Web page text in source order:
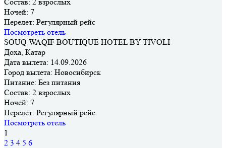
Ночей: 7
Перелет: Регулярный рейс
Посмотреть отель
SOUQ WAQIF BOUTIQUE HOTEL BY TIVOLI
Доха, Катар
Дата вылета: 14.09.2026
Город вылета: Новосибирск
Питание: Без питания
Состав: 2 взрослых
Ночей: 7
Перелет: Регулярный рейс
Посмотреть отель
1
2 3 4 5 6